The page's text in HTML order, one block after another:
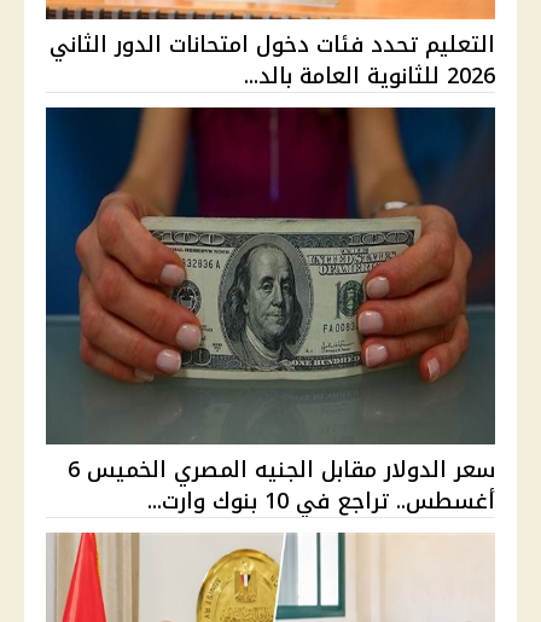
التعليم تحدد فئات دخول امتحانات الدور الثاني
2026 للثانوية العامة بالد...
سعر الدولار مقابل الجنيه المصري الخميس 6
أغسطس.. تراجع في 10 بنوك وارت...